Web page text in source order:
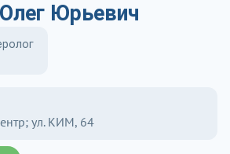
Юрьевич
ул. КИМ, 64